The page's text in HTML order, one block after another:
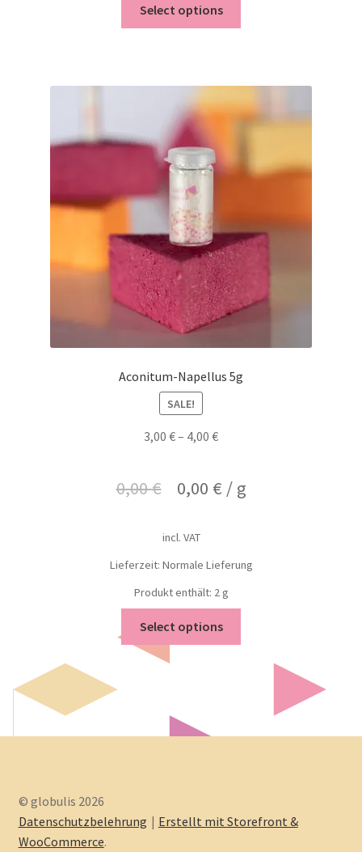
Select options
Aconitum-Napellus 5g
SALE!
3,00 €– 4,00 €
0,00€ 0,00 € / g
incl. VAT
Lieferzeit: Normale Lieferung
Produkt enthält: 2g
Select options
© globulis 2026
Datenschutzbelehrung
Erstellt mit Storefront &
WooCommerce.